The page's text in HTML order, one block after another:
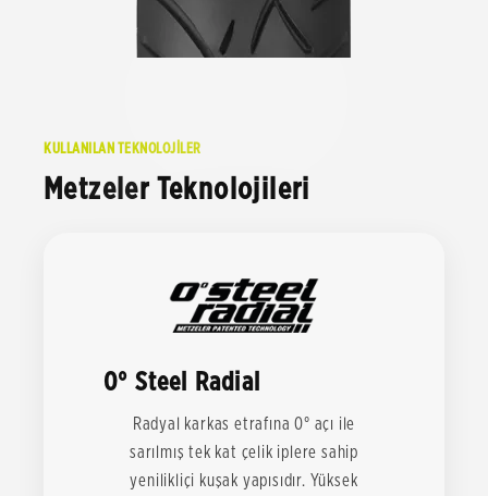
KULLANILAN TEKNOLOJİLER
Metzeler Teknolojileri
0° Steel Radial
Radyal karkas etrafına 0° açı ile
sarılmış tek kat çelik iplere sahip
yenilikliçi kuşak yapısıdır. Yüksek